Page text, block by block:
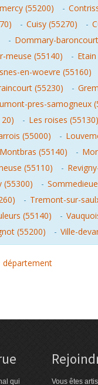
(55200) -
- Cuisy (55270) -
- Dommary-
meuse (55140) -
en-woevre (55160)
(55230) -
pres-samogneux
- Les roises (55130)
(55000) -
Montbras (55140) -
(55110) -
(55300) -
- Tremont-sur-
(55140) -
(55200) - Ville-
département
qui Vous êtes